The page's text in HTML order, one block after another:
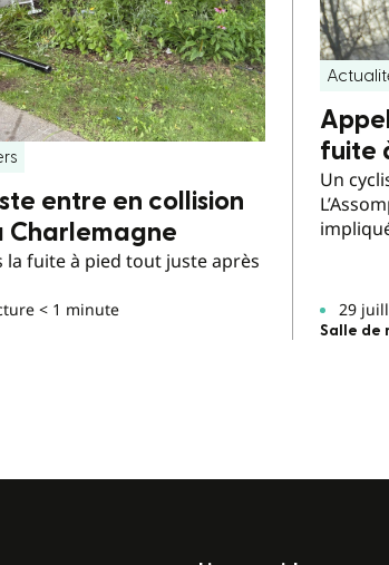
entre en collision
Charlemagne
fuite à pied tout juste après
< 1 minute
fuite
Un
29
Salle de